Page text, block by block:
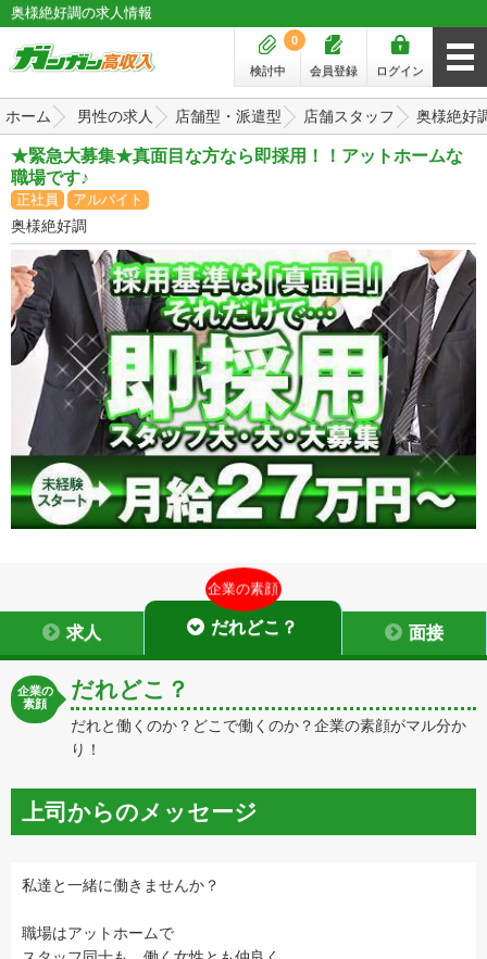
奥様絶好調の求人情報
ログイン
会員登録
検討中
0
ホーム 男性の求人 店舗型・派遣型 店舗スタッフ 奥様絶好
★緊急大募集★真面目な方なら即採用！！アットホームな
職場です♪
正社員 アルバイト
奥様絶好調
求人
企業の素顔
だれどこ？ 面接
企業の
素顔
だれどこ？
だれと働くのか？どこで働くのか？企業の素顔がマル分か
り！
上司からのメッセージ
私達と一緒に働きませんか？
職場はアットホームで